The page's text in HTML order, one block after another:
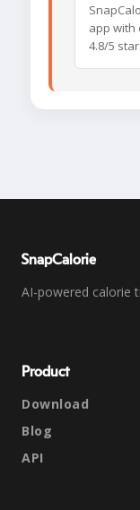
app with
4.8/5
SnapCalorie
AI-powered calorie
Product
Download
Blog
API